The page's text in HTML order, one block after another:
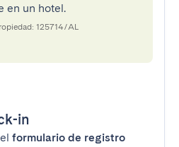
en un hotel.
125714/AL
in
formulario de registro